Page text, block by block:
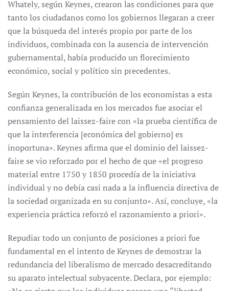
Whately, según Keynes, crearon las condiciones para que
tanto los ciudadanos como los gobiernos llegaran a creer
que la búsqueda del interés propio por parte de los
individuos, combinada con la ausencia de intervención
gubernamental, había producido un florecimiento
económico, social y político sin precedentes.
Según Keynes, la contribución de los economistas a esta
confianza generalizada en los mercados fue asociar el
pensamiento del laissez-faire con «la prueba científica de
que la interferencia [económica del gobierno] es
inoportuna». Keynes afirma que el dominio del laissez-
faire se vio reforzado por el hecho de que «el progreso
material entre 1750 y 1850 procedía de la iniciativa
individual y no debía casi nada a la influencia directiva de
la sociedad organizada en su conjunto». Así, concluye, «la
experiencia práctica reforzó el razonamiento a priori».
Repudiar todo un conjunto de posiciones a priori fue
fundamental en el intento de Keynes de demostrar la
redundancia del liberalismo de mercado desacreditando
su aparato intelectual subyacente. Declara, por ejemplo: